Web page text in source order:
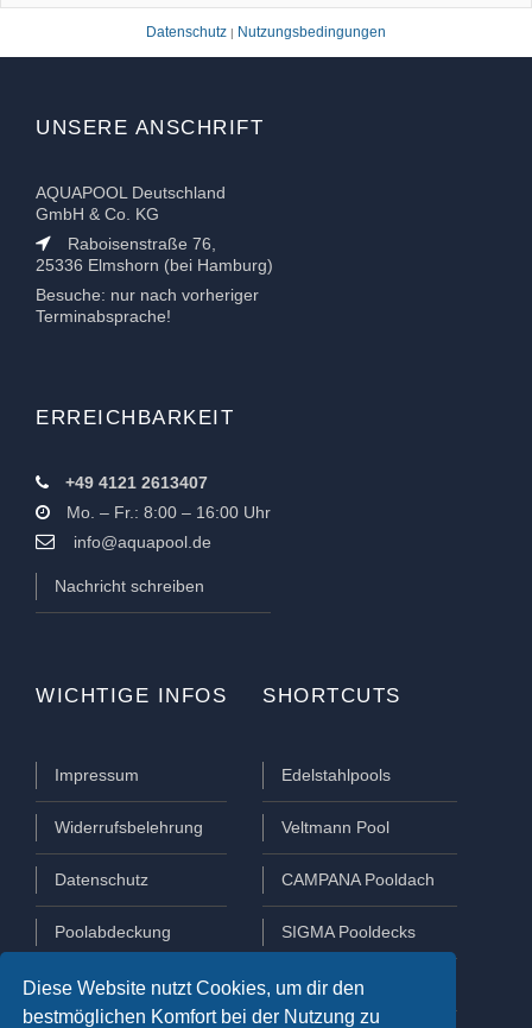
Diese Website nutzt Cookies, um dir den
bestmöglichen Komfort bei der Nutzung zu
Datenschutz | Nutzungsbedingungen
UNSERE ANSCHRIFT
AQUAPOOL Deutschland
GmbH & Co. KG
Raboisenstraße 76,
25336 Elmshorn (bei Hamburg)
Besuche: nur nach vorheriger
Terminabsprache!
ERREICHBARKEIT
+49 4121 2613407
Mo. – Fr.: 8:00 – 16:00 Uhr
info@aquapool.de
Nachricht schreiben
WICHTIGE INFOS
Impressum
Widerrufsbelehrung
Datenschutz
Poolabdeckung
Poolüberdachung
SHORTCUTS
Edelstahlpools
Veltmann Pool
CAMPANA Pooldach
SIGMA Pooldecks
Lamellen Abdeckungen